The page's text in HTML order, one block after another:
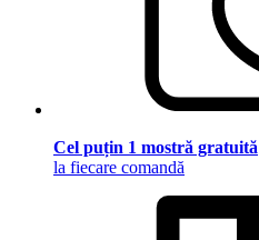
Cel puțin 1 mostră gratuită
la fiecare comandă